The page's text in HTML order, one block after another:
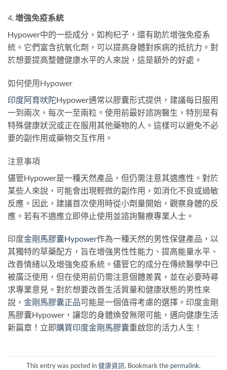
4.增強免疫系統
Hypower中的一些成分，如枸杞子，還有助於增強免疫系
統。它們富含抗氧化劑，可以提高身體對疾病的抵抗力。對
於想要提高整體健康水平的人來說，這是額外的好處。
如何使用Hypower
印度阿育吠陀Hypower通常以膠囊形式提供，建議每日服用
一到兩次，每次一至兩粒。使用前最好諮詢醫生，特別是有
特殊健康狀況或正在服用其他藥物的人。這樣可以避免不必
要的副作用或藥物交互作用。
注意事項
儘管Hypower是一種天然產品，但仍需注意其適應性。對於
某些人來說，可能會出現輕微的副作用，如消化不良或過敏
反應。因此，建議首次使用時從小劑量開始，觀察身體的反
應。若有不適應立即停止使用並諮詢醫療專業人士。
印度金剛馬膠囊Hypower作為一種天然的男性保健產品，以
其獨特的草藥配方，旨在增強男性性能力、提高能量水平、
改善情緒以及增強免疫系統。儘管它的成分在傳統醫學中已
被廣泛使用，但在使用前仍需注意個體差異，並在必要時尋
求專業意見。對於想要改善生活質量和健康狀態的男性來
說， 金剛馬膠囊正品可能是一個值得考慮的選擇。印度金剛
馬膠囊Hypower，讓您的身體煥發無限可能，邁向健康生活
新篇章！立即購買印度金剛馬膠囊重啟您的活力人生！
This entry was posted in健康資訊. Bookmark the permalink.